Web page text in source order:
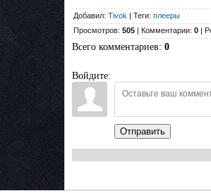
Добавил: Tivok | Теги: плееры
Просмотров: 505 | Комментарии: 0 |
Всего комментариев: 0
Войдите:
Отправить